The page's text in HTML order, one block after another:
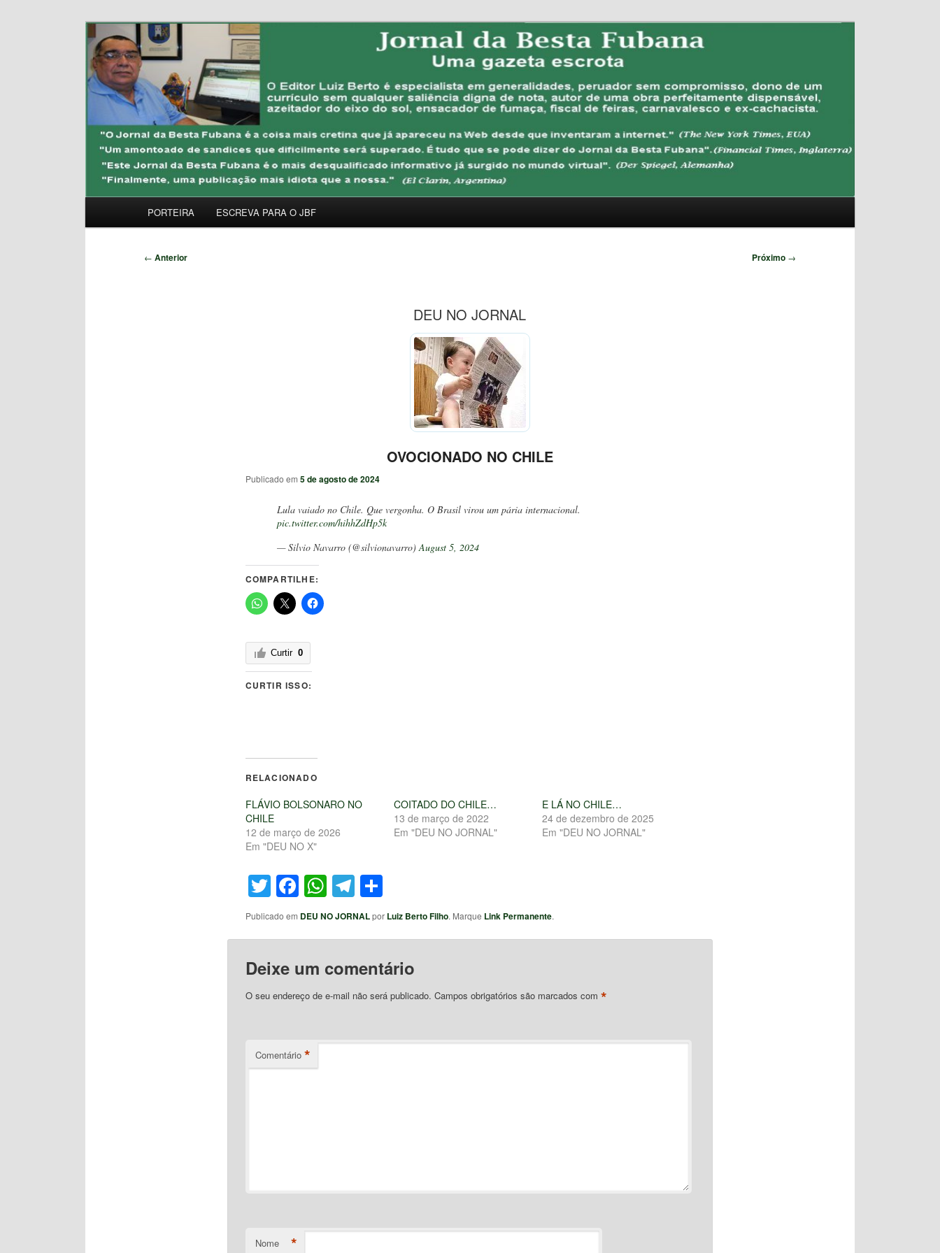
JORNAL DA BESTA FUBANA
Uma Gazeta Escrota
PORTEIRA ESCREVA PARA O JBF
Navegação
← Anterior Próximo →
DEU NO JORNAL
OVOCIONADO NO CHILE
Publicado em 5 de agosto de 2024
Lula vaiado no Chile. Que vergonha. O Brasil virou um pária internacional.
pic.twitter.com/hihhZdHp5k
— Silvio Navarro (@silvionavarro) August 5, 2024
COMPARTILHE:
Curtir 0
CURTIR ISSO:
RELACIONADO
FLÁVIO BOLSONARO NO
CHILE
12 de março de 2026
Em "DEU NO X"
COITADO DO CHILE…
13 de março de 2022
Em "DEU NO JORNAL"
E LÁ NO CHILE…
24 de dezembro de 2025
Em "DEU NO JORNAL"
Twitter
Facebook
WhatsApp
Telegram
Share
Publicado em DEU NO JORNALpor Luiz Berto Filho. Marque Link Permanente.
Deixe um comentário
O seu endereço de e-mail não será publicado. Campos obrigatórios são marcados com *
Comentário *
Nome *